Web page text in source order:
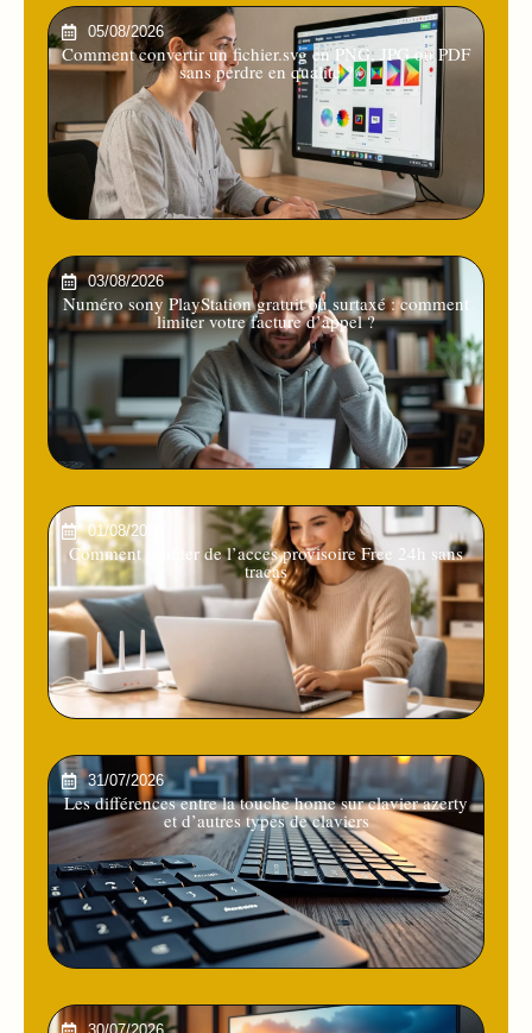
05/08/2026
Comment convertir un fichier.svg en PNG, JPG ou PDF
sans perdre en qualité ?
03/08/2026
Numéro sony PlayStation gratuit ou surtaxé : comment
limiter votre facture d’appel ?
01/08/2026
Comment profiter de l’acces provisoire Free 24h sans
tracas
31/07/2026
Les différences entre la touche home sur clavier azerty
et d’autres types de claviers